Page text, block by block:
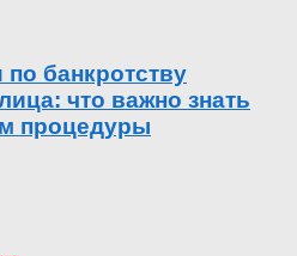
по банкротству
что важно знать
процедуры